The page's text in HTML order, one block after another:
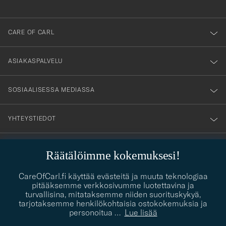
Räätälöimme kokemuksesi!
CareOfCarl.fi käyttää evästeitä ja muuta teknologiaa
pitääksemme verkkosivumme luotettavina ja
turvallisina, mitataksemme niiden suorituskykyä,
tarjotaksemme henkilökohtaisia ostokokemuksia ja
personoitua … Lue lisää
dig
till
vårt
nyhetsbrev!
CARE OF CARL
ASIAKASPALVELU
SOSIAALISESSA MEDIASSA
YHTEYSTIEDOT
contact@careofcarl.com
PUKEUTUMISNEUVONTA
Kaipaatko apua oman tyylisi löytämiseen? Me autamme sinua
mielellämme!
PUKEUTUMISNEUVONTA